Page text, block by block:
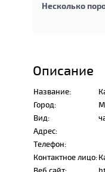
Несколько
Описание
Название:
Город:
Вид:
Адрес:
Телефон:
Контактное лицо: